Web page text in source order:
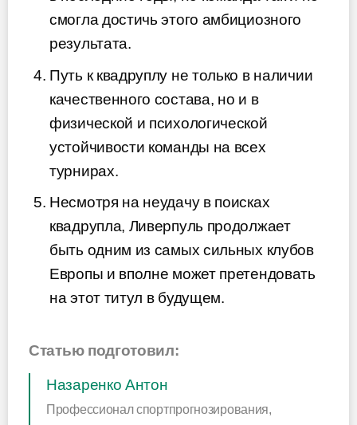
смогла достичь этого амбициозного
результата.
Путь к квадруплу не только в наличии
качественного состава, но и в
физической и психологической
устойчивости команды на всех
турнирах.
Несмотря на неудачу в поисках
квадрупла, Ливерпуль продолжает
быть одним из самых сильных клубов
Европы и вполне может претендовать
на этот титул в будущем.
Статью подготовил:
Назаренко Антон
Профессионал спортпрогнозирования,